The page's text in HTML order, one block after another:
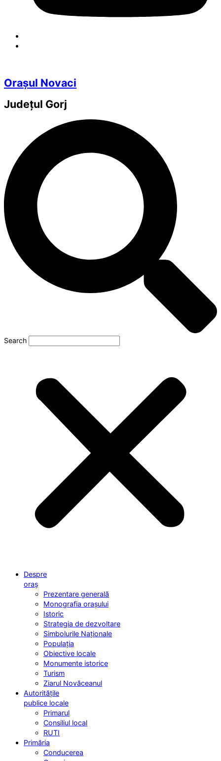
Orașul Novaci
Județul Gorj
Search
Despre
oraș
Prezentare generală
Monografia orașului
Istoric
Strategia de dezvoltare
Simbolurile Naționale
Populația
Obiective locale
Monumente istorice
Turism
Ziarul Novăceanul
Autoritățile
publice locale
Primarul
Consiliul local
RUTI
Primăria
Conducerea